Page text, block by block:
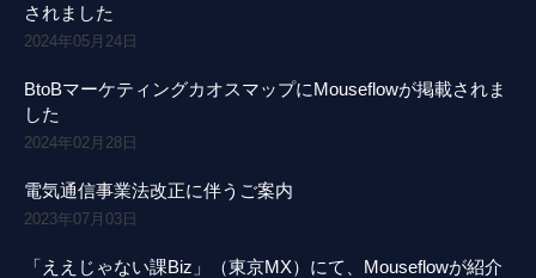
されました
2024年05月24日
BtoBマーケティングカオスマップにMouseflowが掲載されま
した
2024年02月28日
電気通信事業法改正に伴うご案内
2023年07月03日
「ええじゃない課Biz」（東京MX）にて、Mouseflowが紹介